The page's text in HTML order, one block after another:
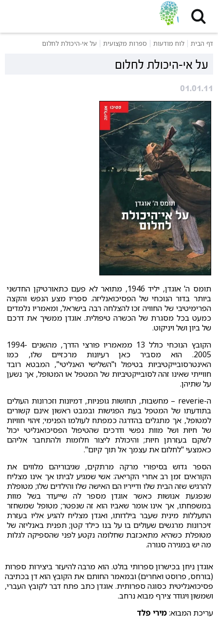
דף הבית לוח מודעות ספרות מקצועית על אי-היכולת לחלום
על אי-היכולת לחלום
01.01.11
תומס ה' אוגדן, יליד 1946, מתואר לא פעם כתאורטיקן החדשני
ביותר בדור הנוכחי של הפסיכואנליזה. ספריו מצע הנפש והקצה
הפרימיטיבי של החוויה זכו להצלחה רבה בישראל, ומאמריו נלמדים
כמעט בכל מסגרת של הכשרה טיפולית. אוגדן ממשיך את דרכם
של ביון ושל ויניקוט.
הקובץ הנוכחי כולל 13 ממאמריו פורצי הדרך, מהשנים 1994-
2005. הוא מסביר כאן רעיונות מרכזיים שלו, כמו
האינטרסובייקטיביות בטיפול ו"השלישי האנליטי", המבטא רובד
חווייתי שאינו זהה לסובייקטיביות של המטפל או המטופל, אך נשען
על שתיהן.
ה-reverie – מחשבות, תחושות גופניות, דמיונות וזכרונות העולים
בתודעתו של המטפל בעת הפגישות ובמבט ראשון אינם קשורים
למטופל, אך מתגלים בהדרגה כמפתח לעולמו הפנימי; זיהוי חוויות
של חיוּת ושל מוות נפשי ודרכים שהטיפול הפסיכואנליטי יכול
לשקם בעזרתן חיוּת; והיכולת ליצור חלומות ולהתחבר אליהם
כאמצעי "לחלום את עצמך אל תוך קיום".
הספר גדוש בסיפורי מרקה מרתקים, שגיבוריהם מלווים את
הקוראים זמן רב אחרי הקריאה: אשי שמגיע לביתו אך אינו מצליח
להרגיש שזה הבית שלו ודייריו הם האישה שלו והילדים שלו; מטופלת
שנפגעת אנושות כאשר אוגדן מספר לה שייעדר בשל מוות
במשפחתו, אך אינו אומר שאביו הוא זה שנפטר; מטופל שמשחזר
התעללות מינית שעבר בילדותו, ואגדן מצליח להגיע אליו בעזרת
זיכרונות מרגשים שעולים בו על בנו כילד קטן; תפנית באנליזה של
מטופלת כשהיא מתאכזבת שחלומה נקטע לפני שהספיקה לגלות
מה יש במגירה סגורה.
אוגדן ניחן בכישרון ספרותי בולט. הוא מרבה להיעזר ביצירות ספרות
(בורחס, פרוסט ואחרים) ובמאמר החותם את הקובץ הוא דן בכתיבה
פסיכואנליטית כסוגה ספרותית. אוגדן כתב פתח דבר לקובץ העברי,
ושמשון ויגודר צירף מבוא נרחב.
עריכת המבוא:מירי פלד